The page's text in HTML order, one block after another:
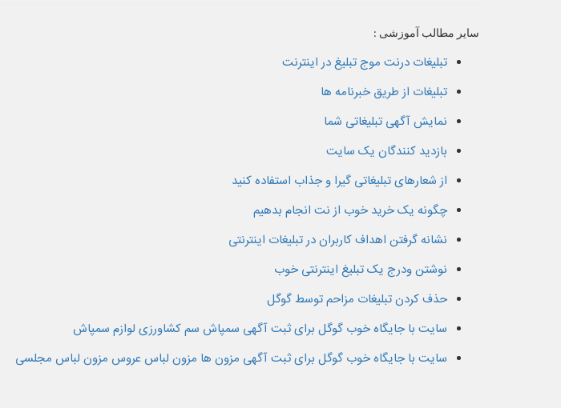
سایر مطالب آموزشی :
تبلیغات درنت موج تبلیغ در اینترنت
تبلیغات از طریق خبرنامه ها
نمایش آگهی تبلیغاتی شما
بازدید کنندگان یک سایت
از شعارهای تبلیغاتی گیرا و جذاب استفاده کنید
چگونه یک خرید خوب از نت انجام بدهیم
نشانه گرفتن اهداف کاربران در تبلیغات اینترنتی
نوشتن ودرج یک تبلیغ اینترنتی خوب
حذف کردن تبلیغات مزاحم توسط گوگل
سایت با جایگاه خوب گوگل برای ثبت آگهی سمپاش سم کشاورزی لوازم سمپاش
سایت با جایگاه خوب گوگل برای ثبت آگهی مزون ها مزون لباس عروس مزون لباس مجلسی